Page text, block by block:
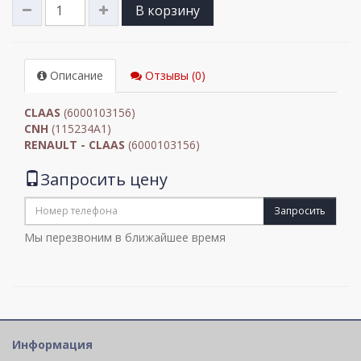
В корзину
Описание Отзывы (0)
CLAAS (6000103156)
CNH (115234A1)
RENAULT - CLAAS (6000103156)
Запросить цену
Запросить
Мы перезвоним в ближайшее время
Информация